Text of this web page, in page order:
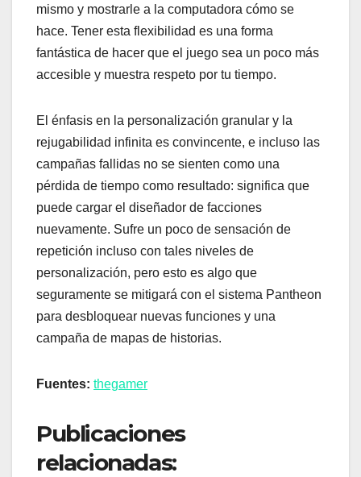
mismo y mostrarle a la computadora cómo se
hace. Tener esta flexibilidad es una forma
fantástica de hacer que el juego sea un poco más
accesible y muestra respeto por tu tiempo.
El énfasis en la personalización granular y la
rejugabilidad infinita es convincente, e incluso las
campañas fallidas no se sienten como una
pérdida de tiempo como resultado: significa que
puede cargar el diseñador de facciones
nuevamente. Sufre un poco de sensación de
repetición incluso con tales niveles de
personalización, pero esto es algo que
seguramente se mitigará con el sistema Pantheon
para desbloquear nuevas funciones y una
campaña de mapas de historias.
Fuentes: thegamer
Publicaciones
relacionadas: